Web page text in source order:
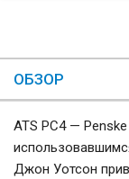
ОБЗОР
ATS PC4 —
Джон Уотсон